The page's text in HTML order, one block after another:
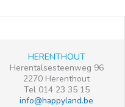
HERENTHOUT
Herentalsesteenweg 96
2270 Herenthout
Tel 014 23 35 15
info@happyland.be